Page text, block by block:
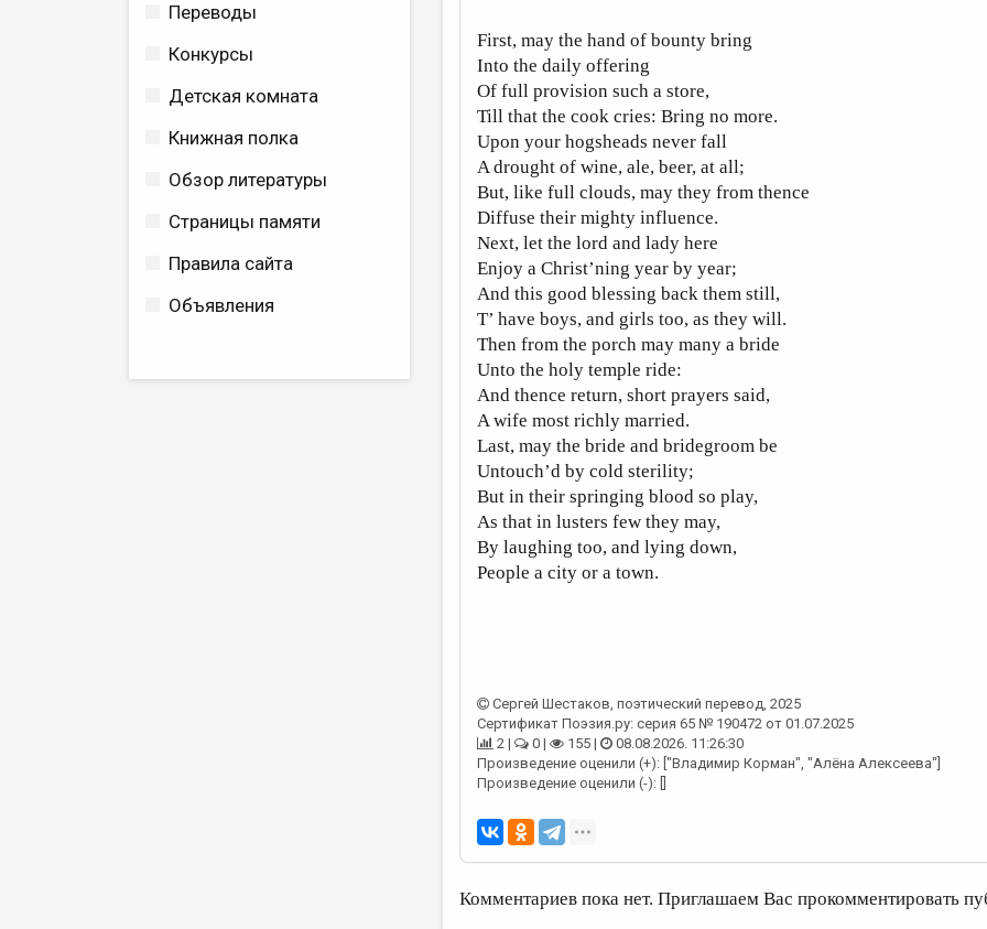
Переводы
Конкурсы
Детская комната
Книжная полка
Обзор литературы
Страницы памяти
Правила сайта
Объявления
First, may the hand of bounty bring
Into the daily offering
Of full provision such a store,
Till that the cook cries: Bring no more.
Upon your hogsheads never fall
A drought of wine, ale, beer, at all;
But, like full clouds, may they from thence
Diffuse their mighty influence.
Next, let the lord and lady here
Enjoy a Christ’ning year by year;
And this good blessing back them still,
T’ have boys, and girls too, as they will.
Then from the porch may many a bride
Unto the holy temple ride:
And thence return, short prayers said,
A wife most richly married.
Last, may the bride and bridegroom be
Untouch’d by cold sterility;
But in their springing blood so play,
As that in lusters few they may,
By laughing too, and lying down,
People a city or a town.
Сергей Шестаков, поэтический перевод, 2025
Сертификат Поэзия.ру: серия 65 № 190472 от 01.07.2025
2 |
0 | 155 |
08.08.2026. 11:26:30
Произведение оценили (+): ["Владимир Корман", "Алёна Алексеева"]
Произведение оценили (-): []
Комментариев пока нет. Приглашаем Вас прокомментировать